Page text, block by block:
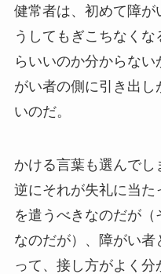
健常者は、初めて障
うしてもぎこちなく
らいいのか分からな
がい者の側に引き出
いのだ。
かける言葉も選んでし
逆にそれが失礼に当
を遣うべきなのだが
なのだが）、障がい者
って、接し方がよく分